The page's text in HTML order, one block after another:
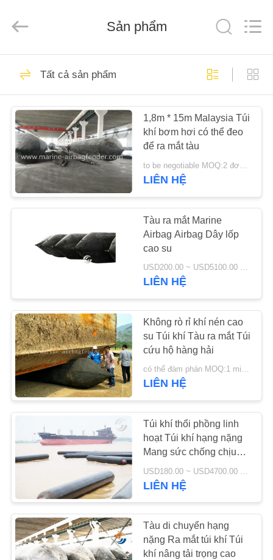
NHÀ
SẢN
PHẨM
VỀ
CHÚNG
TÔI
CHUYẾN
THAM
NHÀ
MÁY
KIỂM
SOÁT
CHẤT
LƯỢNG
LIÊN
VỚI
CHÚNG
TÔI
Fender
All
Reserved.
Khí nén hàng hải
Fender khí nén
Yokohama
43
Chắn bùn cao su
khí nén
29
Túi khí cao su biển
45
Sản phẩm
Tất cả sản phẩm
1,8m * 15m Malaysia Túi
khí bơm hơi có thể đeo
để ra mắt tàu
to be negotiable MOQ:2 đơn vị
LIÊN HỆ
Tàu ra mắt Marine
Airbag Airbag Dây lốp
cao su
USD200.00 ~ USD5100.00 Negotiable MOQ:1pcs
LIÊN HỆ
Không rò rỉ khí nén cao
su Túi khí Tàu ra mắt Túi
cứu hộ hàng hải
có thể đàm phán MOQ:1 miếng
LIÊN HỆ
Túi khí thổi phồng linh
hoạt Túi khí hạng nặng
Mang sức chống chịu
cho nâng
LIÊN HỆ
Tàu di chuyển hạng
nặng Ra mắt túi khí Túi
khí nâng tải trọng cao